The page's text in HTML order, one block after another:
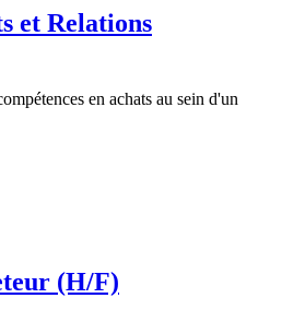
et Relations
en achats au sein d'un
(H/F)